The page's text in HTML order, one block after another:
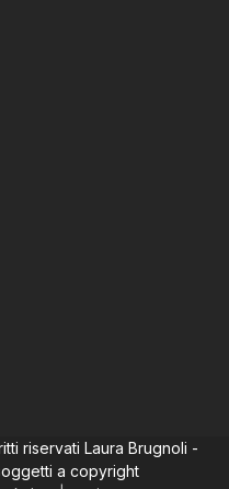
riservati Laura Brugnoli -
a copyright